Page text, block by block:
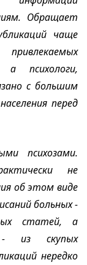
Обращает
чаще
психологи,
с большим
перед
психозами.
не
об этом виде
больных -
статей, а
- из скупых
нередко